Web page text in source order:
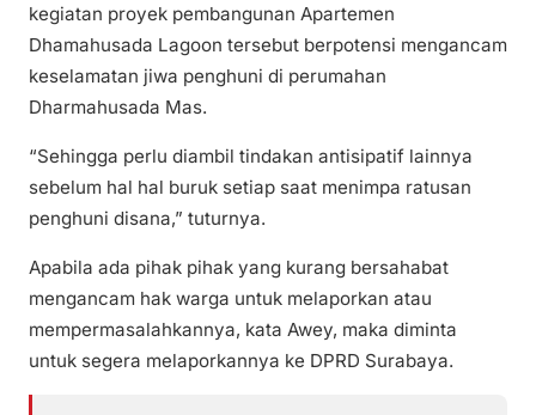
kegiatan proyek pembangunan Apartemen
Dhamahusada Lagoon tersebut berpotensi mengancam
keselamatan jiwa penghuni di perumahan
Dharmahusada Mas.
“Sehingga perlu diambil tindakan antisipatif lainnya
sebelum hal hal buruk setiap saat menimpa ratusan
penghuni disana,” tuturnya.
Apabila ada pihak pihak yang kurang bersahabat
mengancam hak warga untuk melaporkan atau
mempermasalahkannya, kata Awey, maka diminta
untuk segera melaporkannya ke DPRD Surabaya.